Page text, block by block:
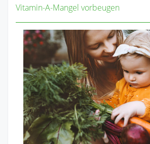
Vitamin-A-Mangel vorbeugen